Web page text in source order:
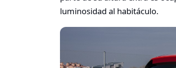
luminosidad al habitáculo.